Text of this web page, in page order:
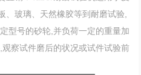
、玻璃、天然橡胶等到耐磨试验,
型号的砂轮,并负荷一定的重量加
察试件磨后的状况或试件试验前